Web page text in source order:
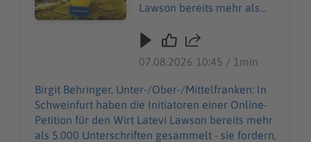
Lawson bereits mehr als
gesammelt - sie fordern,
Staatsbürgerschaft erhalten
soll. Latevi kam mit vier
Jahren aus Togo nach
Deutschland, zusammen
mit seiner Mutter und
07.08.2026 10:45 / 1min
Birgit Behringer, Unter-/Ober-/Mittelfranken: In
Schweinfurt haben die Initiatoren einer Online-
Petition für den Wirt Latevi Lawson bereits mehr
als 5.000 Unterschriften gesammelt - sie fordern,